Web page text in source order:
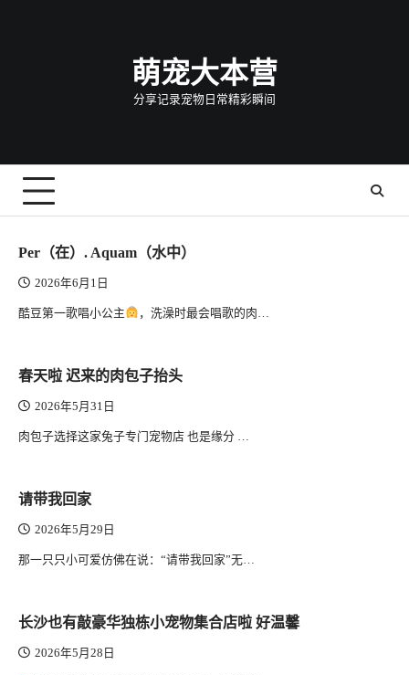
萌宠大本营
分享记录宠物日常精彩瞬间
Per（在）. Aquam（水中）
2026年6月1日
酷豆第一歌唱小公主 ，洗澡时最会唱歌的肉…
春天啦 迟来的肉包子抬头
2026年5月31日
肉包子选择这家兔子专门宠物店 也是缘分 …
请带我回家
2026年5月29日
那一只只小可爱仿佛在说：“请带我回家”无…
长沙也有敲豪华独栋小宠物集合店啦 好温馨
2026年5月28日